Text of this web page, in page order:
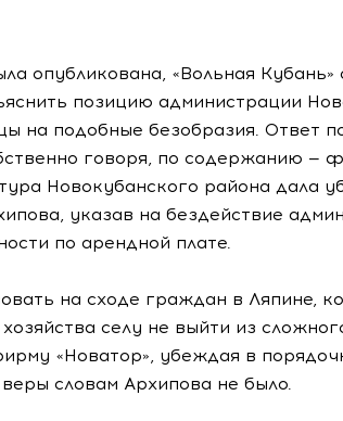
опубликована, «Вольная
позицию администрации
на подобные безобразия. Ответ
говоря, по содержанию —
Новокубанского района дала
указав на бездействие
по арендной плате.
на сходе граждан в Ляпине,
селу не выйти из
«Новатор», убеждая в
словам Архипова не было.